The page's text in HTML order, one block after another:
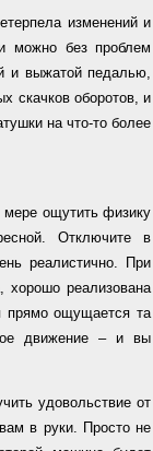
изменений и
можно без проблем
и выжатой педалью,
скачков оборотов, и
на что-то более
ощутить физику
Отключите в
реалистично. При
хорошо реализована
прямо ощущается та
движение – и вы
удовольствие от
в руки. Просто не